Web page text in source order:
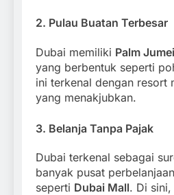
2. Pulau Buatan Terbesar
Dubai memiliki Palm
yang berbentuk seperti
ini terkenal dengan resort
yang menakjubkan.
3. Belanja Tanpa Pajak
Dubai terkenal sebagai
banyak pusat
seperti Dubai Mall. Di